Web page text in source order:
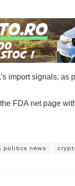
import signals, as
FDA net page
politics news